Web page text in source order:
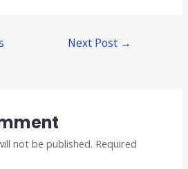
Next Post →
not be published. Required